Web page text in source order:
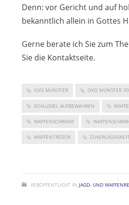
Denn: vor Gericht und auf
bekanntlich allein in Gottes
Gerne berate ich Sie zum
Sie die Kontaktseite.
OVG MÜNSTER OVG MÜNSTER
SCHLÜSSEL AUFBEWAHREN
WAFFENSCHRANK
WAFFENTRESOR
VERÖFFENTLICHT IN JAGD- UND